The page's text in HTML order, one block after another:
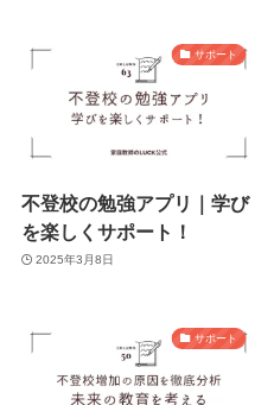
サポート
不登校の勉強アプリ｜学び
を楽しくサポート！
2025年3月8日
サポート